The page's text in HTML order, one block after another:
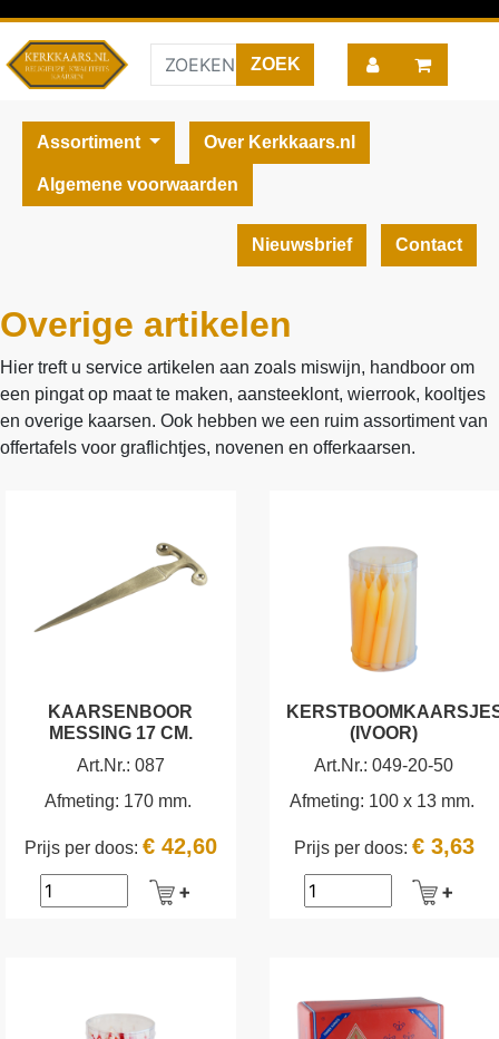
Assortiment Over Kerkkaars.nl
Algemene voorwaarden
Nieuwsbrief Contact
Overige artikelen
Hier treft u service artikelen aan zoals miswijn, handboor om
een pingat op maat te maken, aansteeklont, wierrook, kooltjes
en overige kaarsen. Ook hebben we een ruim assortiment van
offertafels voor graflichtjes, novenen en offerkaarsen.
KAARSENBOOR
MESSING 17 CM.
Art.Nr.: 087
Afmeting: 170 mm.
Prijs per doos: € 42,60
(IVOOR)
Art.Nr.: 049-20-50
Afmeting: 100 x 13 mm.
Prijs per doos: € 3,63